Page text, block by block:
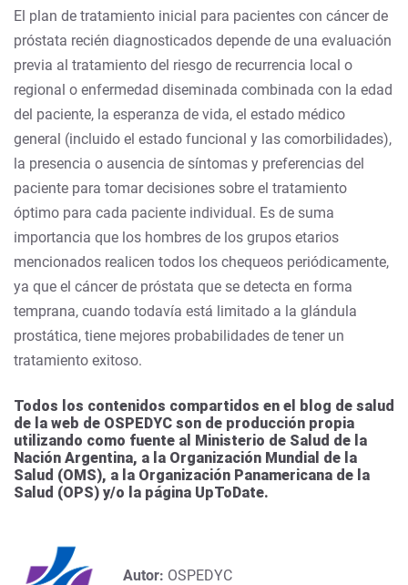
El plan de tratamiento inicial para pacientes con cáncer de
próstata recién diagnosticados depende de una evaluación
previa al tratamiento del riesgo de recurrencia local o
regional o enfermedad diseminada combinada con la edad
del paciente, la esperanza de vida, el estado médico
general (incluido el estado funcional y las comorbilidades),
la presencia o ausencia de síntomas y preferencias del
paciente para tomar decisiones sobre el tratamiento
óptimo para cada paciente individual. Es de suma
importancia que los hombres de los grupos etarios
mencionados realicen todos los chequeos periódicamente,
ya que el cáncer de próstata que se detecta en forma
temprana, cuando todavía está limitado a la glándula
prostática, tiene mejores probabilidades de tener un
tratamiento exitoso.
Todos los contenidos compartidos en el blog de salud
de la web de OSPEDYC son de producción propia
utilizando como fuente al Ministerio de Salud de la
Nación Argentina, a la Organización Mundial de la
Salud (OMS), a la Organización Panamericana de la
Salud (OPS) y/o la página UpToDate.
Autor: OSPEDYC